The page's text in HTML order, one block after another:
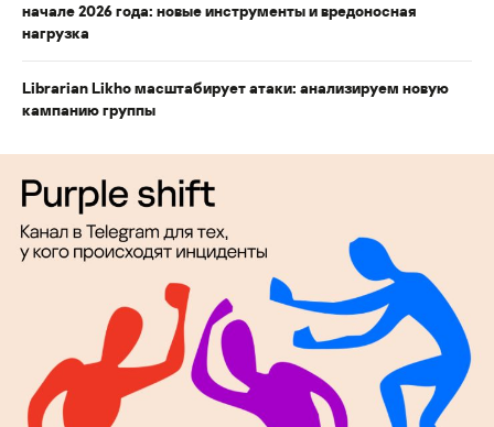
начале 2026 года: новые инструменты и вредоносная
нагрузка
Librarian Likho масштабирует атаки: анализируем новую
кампанию группы